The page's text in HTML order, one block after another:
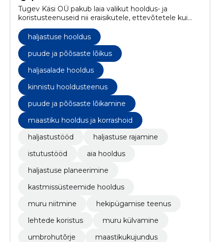
Tugev Käsi OÜ pakub laia valikut hooldus- ja
koristusteenuseid nii eraisikutele, ettevõtetele kui
korralikult.
haljastuse hooldus
puude ja põõsaste lõikus
haljasalade hooldus
kinnistu hooldusteenus
puude ja põõsaste lõikamine
maastiku hooldus ja korrashoid
haljastustööd
haljastuse rajamine
istutustööd
aia hooldus
haljastuse planeerimine
kastmissüsteemide hooldus
muru niitmine
hekipügamise teenus
lehtede koristus
muru külvamine
umbrohutõrje
maastikukujundus